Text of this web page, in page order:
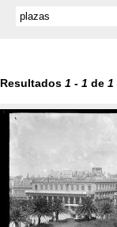
Resultados 1 - 1 de 1